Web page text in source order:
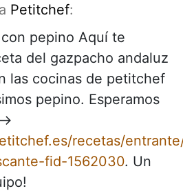
Petitchef:
pepino Aquí te
del gazpacho andaluz
las cocinas de petitchef
pepino. Esperamos
recetas/
fid-1562030. Un